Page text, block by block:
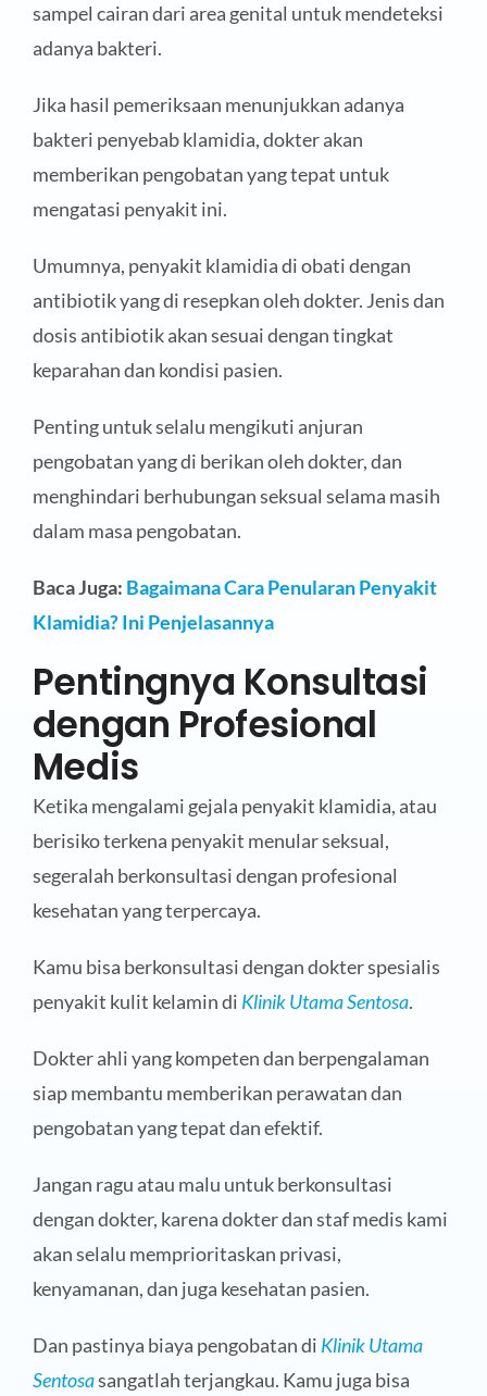
sampel cairan dari area genital untuk mendeteksi
adanya bakteri.
Jika hasil pemeriksaan menunjukkan adanya
bakteri penyebab klamidia, dokter akan
memberikan pengobatan yang tepat untuk
mengatasi penyakit ini.
Umumnya, penyakit klamidia di obati dengan
antibiotik yang di resepkan oleh dokter. Jenis dan
dosis antibiotik akan sesuai dengan tingkat
keparahan dan kondisi pasien.
Penting untuk selalu mengikuti anjuran
pengobatan yang di berikan oleh dokter, dan
menghindari berhubungan seksual selama masih
dalam masa pengobatan.
Baca Juga: Bagaimana Cara Penularan Penyakit
Klamidia? Ini Penjelasannya
Pentingnya Konsultasi
dengan Profesional
Medis
Ketika mengalami gejala penyakit klamidia, atau
berisiko terkena penyakit menular seksual,
segeralah berkonsultasi dengan profesional
kesehatan yang terpercaya.
Kamu bisa berkonsultasi dengan dokter spesialis
penyakit kulit kelamin di Klinik Utama Sentosa.
Dokter ahli yang kompeten dan berpengalaman
siap membantu memberikan perawatan dan
pengobatan yang tepat dan efektif.
Jangan ragu atau malu untuk berkonsultasi
dengan dokter, karena dokter dan staf medis kami
akan selalu memprioritaskan privasi,
kenyamanan, dan juga kesehatan pasien.
Dan pastinya biaya pengobatan di Klinik Utama
Sentosasangatlah terjangkau. Kamu juga bisa